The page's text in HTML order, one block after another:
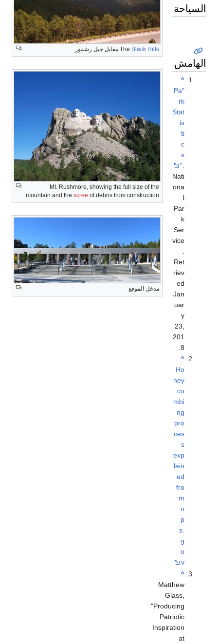
The Black Hills مقابل جبل رشمور
Mt. Rushmore, showing the full size of the
mountain and the scree of debris from construction
السياحة
مدخل الموقع
الهامش
^
"Pa
rk
Stat
is
ti
c
s
"
Nati
ona
l
Par
k
Ser
vice
Ret
riev
ed
Jan
uar
y
23,
201
8
.
^
Ho
ney
co
mbi
ng
pro
ces
s
exp
lain
ed
fro
m
n
p
s.
g
o
v
^
Matthew
Glass,
"Producing
Patriotic
Inspiration
at